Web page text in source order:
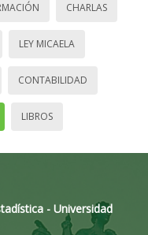
CHARLAS
LEY MICAELA
CONTABILIDAD
LIBROS
- Universidad